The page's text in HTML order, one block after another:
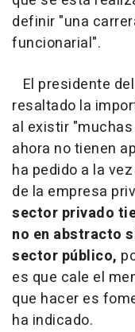
definir "una
funcionarial".
El presidente
resaltado la
al existir
ahora no tienen
ha pedido a la
de la empresa
sector privado
no en abstracto
sector público,
es que cale el
que hacer es
ha indicado.